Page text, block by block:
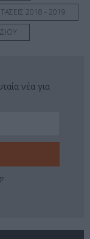
2018 - 2019
νέα για